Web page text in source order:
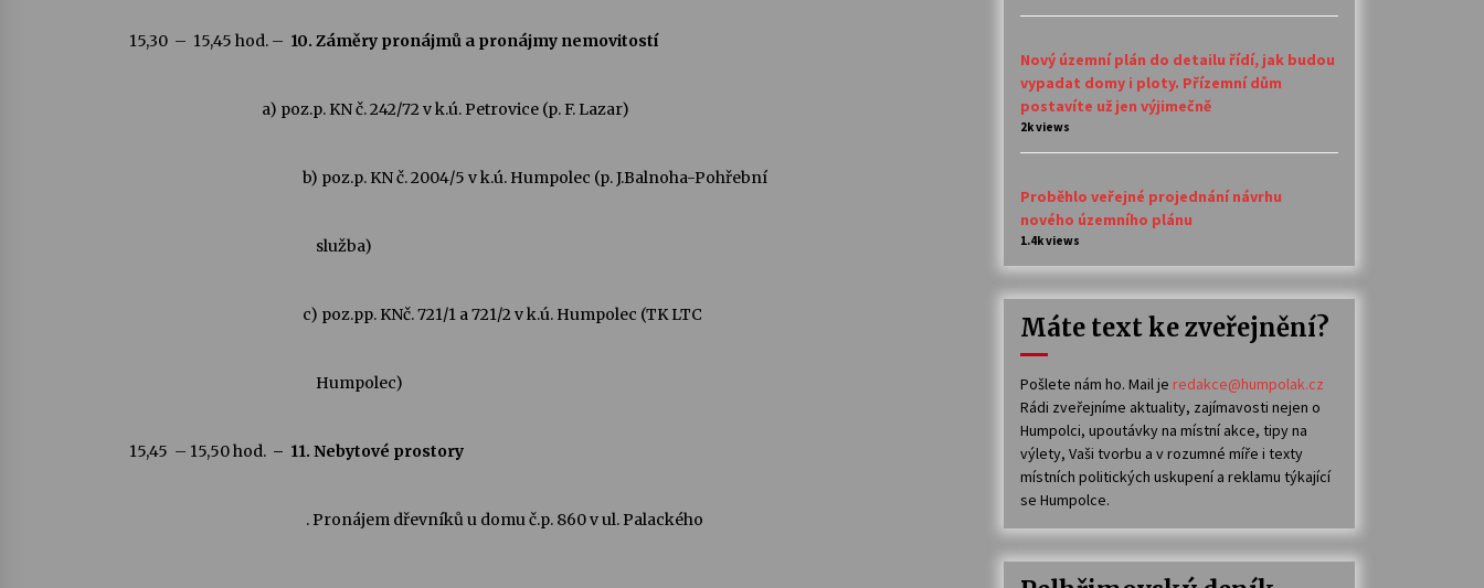
15,30 – 15,45 hod. – 10. Záměry pronájmů a pronájmy nemovitostí
a) poz.p. KN č. 242/72 v k.ú. Petrovice (p. F. Lazar)
b) poz.p. KN č. 2004/5 v k.ú. Humpolec (p. J.Balnoha-Pohřební
služba)
c) poz.pp. KNč. 721/1 a 721/2 v k.ú. Humpolec (TK LTC
Humpolec)
15,45 – 15,50 hod. – 11. Nebytové prostory
. Pronájem dřevníků u domu č.p. 860 v ul. Palackého
Nový územní plán do detailu řídí, jak budou
vypadat domy i ploty. Přízemní dům
postavíte už jen výjimečně
2k views
Proběhlo veřejné projednání návrhu
nového územního plánu
1.4k views
Máte text ke zveřejnění?
Pošlete nám ho. Mail je redakce@humpolak.cz
Rádi zveřejníme aktuality, zajímavosti nejen o
Humpolci, upoutávky na místní akce, tipy na
výlety, Vaši tvorbu a v rozumné míře i texty
místních politických uskupení a reklamu týkající
se Humpolce.